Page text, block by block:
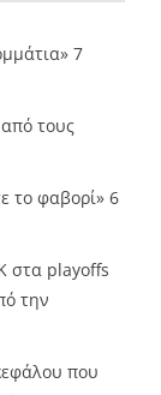
7
τους
το φαβορί» 6
στα playoffs
την
που